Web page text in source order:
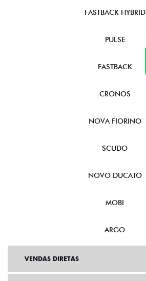
FASTBACK HYBRID
PULSE
FASTBACK
CRONOS
NOVA FIORINO
SCUDO
NOVO DUCATO
MOBI
ARGO
VENDAS DIRETAS